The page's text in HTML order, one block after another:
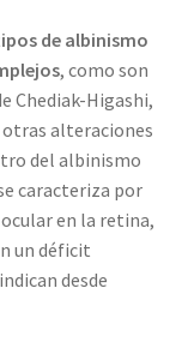
de albinismo
, como son
Chediak-Higashi,
alteraciones
del albinismo
caracteriza por
en la retina,
un déficit
desde